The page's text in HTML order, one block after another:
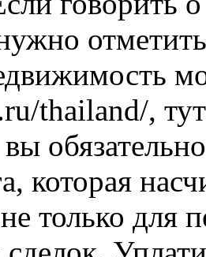
thailand/,
вы
которая
только для